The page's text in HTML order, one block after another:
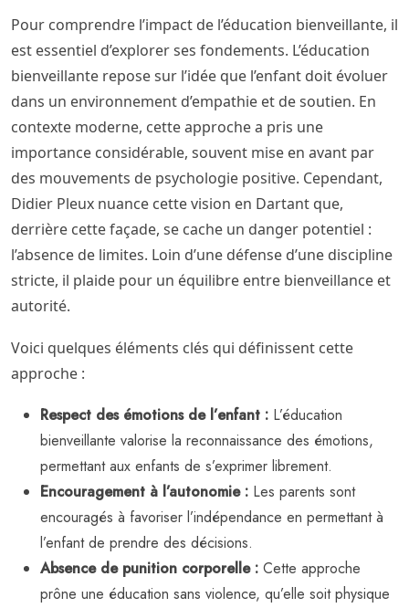
Pour comprendre l’impact de l’éducation bienveillante, il
est essentiel d’explorer ses fondements. L’éducation
bienveillante repose sur l’idée que l’enfant doit évoluer
dans un environnement d’empathie et de soutien. En
contexte moderne, cette approche a pris une
importance considérable, souvent mise en avant par
des mouvements de psychologie positive. Cependant,
Didier Pleux nuance cette vision en Dartant que,
derrière cette façade, se cache un danger potentiel :
l’absence de limites. Loin d’une défense d’une discipline
stricte, il plaide pour un équilibre entre bienveillance et
autorité.
Voici quelques éléments clés qui définissent cette
approche :
Respect des émotions de l’enfant : L’éducation
bienveillante valorise la reconnaissance des émotions,
permettant aux enfants de s’exprimer librement.
Encouragement à l’autonomie : Les parents sont
encouragés à favoriser l’indépendance en permettant à
l’enfant de prendre des décisions.
Absence de punition corporelle : Cette approche
prône une éducation sans violence, qu’elle soit physique